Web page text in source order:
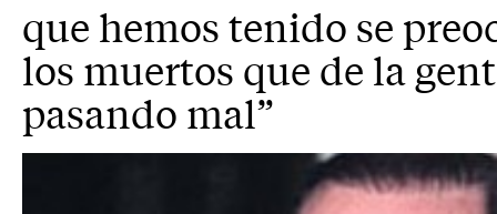
que hemos tenido se
los muertos que de la
pasando mal”